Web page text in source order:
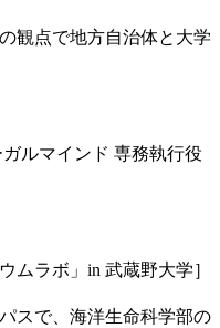
観点で地方自治体と大学
ルマインド 専務執行役
ムラボ」in 武蔵野大学］
スで、海洋生命科学部の